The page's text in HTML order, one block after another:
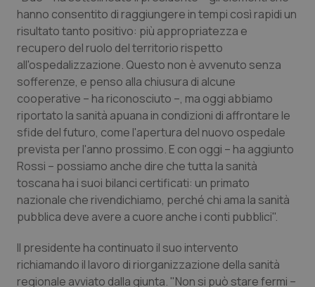
Provincia Autonoma di Trento
Puglia
Sardegna
Sicilia
Toscana
Umbria
Valle D’Aosta
Ipertensione & Scompenso
Malattie rare
Malattia di Crohn & Rettocolite Ulcerosa
Neuroscienze & patologie neurodegenerative
Obesità
Oftalmologia
Oncodermatologia
hanno consentito di raggiungere in tempi così rapidi un
risultato tanto positivo: più appropriatezza e
recupero del ruolo del territorio rispetto
all'ospedalizzazione. Questo non è avvenuto senza
sofferenze, e penso alla chiusura di alcune
cooperative – ha riconosciuto –, ma oggi abbiamo
riportato la sanità apuana in condizioni di affrontare le
sfide del futuro, come l'apertura del nuovo ospedale
prevista per l'anno prossimo. E con oggi – ha aggiunto
Rossi – possiamo anche dire che tutta la sanità
toscana ha i suoi bilanci certificati: un primato
nazionale che rivendichiamo, perché chi ama la sanità
pubblica deve avere a cuore anche i conti pubblici".
Il presidente ha continuato il suo intervento
richiamando il lavoro di riorganizzazione della sanità
regionale avviato dalla giunta. "Non si può stare fermi –